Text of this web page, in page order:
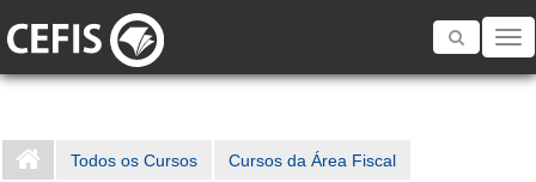
Toggle
Todos os Cursos Cursos da Área Fiscal